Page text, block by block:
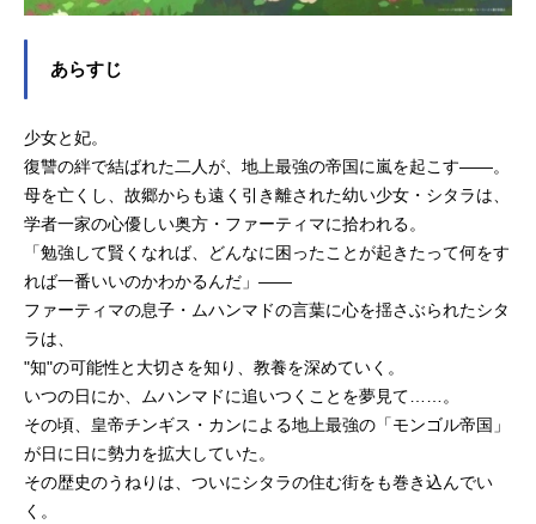
あらすじ
少女と妃。
復讐の絆で結ばれた二人が、地上最強の帝国に嵐を起こす――。
母を亡くし、故郷からも遠く引き離された幼い少女・シタラは、
学者一家の心優しい奥方・ファーティマに拾われる。
「勉強して賢くなれば、どんなに困ったことが起きたって何をす
れば一番いいのかわかるんだ」――
ファーティマの息子・ムハンマドの言葉に心を揺さぶられたシタ
ラは、
"知"の可能性と大切さを知り、教養を深めていく。
いつの日にか、ムハンマドに追いつくことを夢見て……。
その頃、皇帝チンギス・カンによる地上最強の「モンゴル帝国」
が日に日に勢力を拡大していた。
その歴史のうねりは、ついにシタラの住む街をも巻き込んでい
く。